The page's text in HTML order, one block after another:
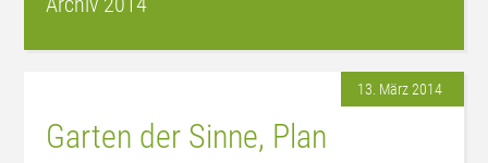
13. März 2014
Garten der Sinne, Plan